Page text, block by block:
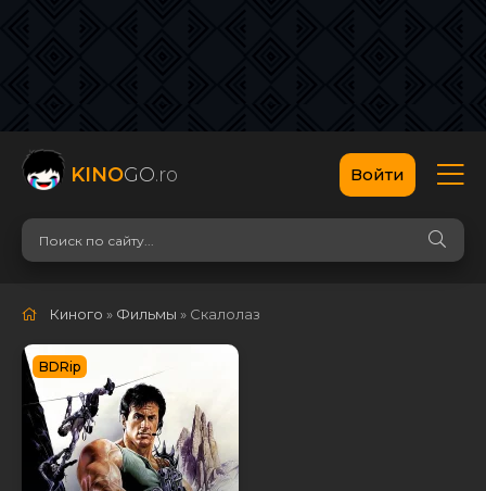
KINOGO.ro Войти
Киного » Фильмы » Скалолаз
BDRip